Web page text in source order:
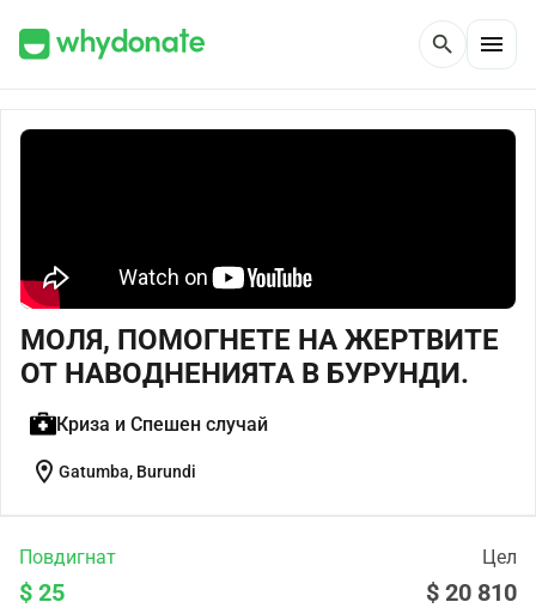
search menu
МОЛЯ, ПОМОГНЕТЕ НА ЖЕРТВИТЕ
ОТ НАВОДНЕНИЯТА В БУРУНДИ.
Криза и Спешен случай
location_on Gatumba, Burundi
Повдигнат Цел
$ 25 $ 20 810